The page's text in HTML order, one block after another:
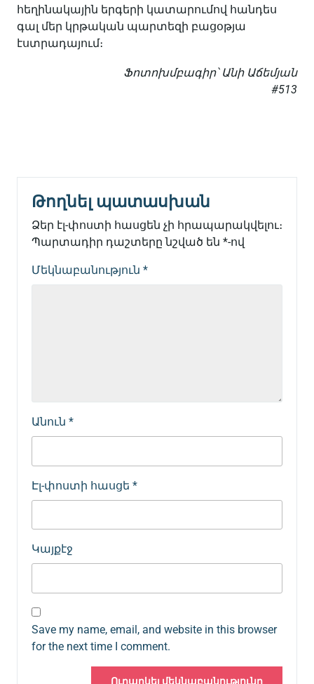
հեղինակային երգերի կատարումով հանդես
գալ մեր կրթական պարտեզի բացօթյա
էստրադայում։
Ֆոտոխմբագիր՝ Անի Աճեմյան
#513
Թողնել պատասխան
Ձեր էլ-փոստի հասցեն չի հրապարակվելու։
Պարտադիր դաշտերը նշված են *-ով
Մեկնաբանություն *
Անուն *
Էլ-փոստի հասցե *
Կայքէջ
Save my name, email, and website in this browser
for the next time I comment.